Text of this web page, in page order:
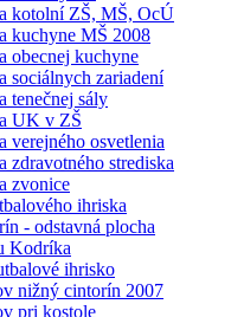
kotolní ZŠ, MŠ, OcÚ
kuchyne MŠ 2008
obecnej kuchyne
sociálnych zariadení
tenečnej sály
UK v ZŠ
verejného osvetlenia
zdravotného strediska
zvonice
ihriska
- odstavná plocha
Kodríka
ihrisko
nižný cintorín 2007
pri kostole